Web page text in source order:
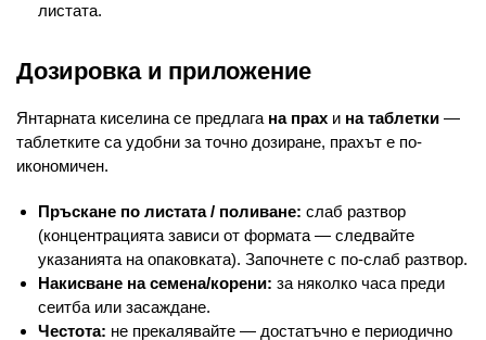
листата.
Дозировка и приложение
Янтарната киселина се предлага на прах и на таблетки —
таблетките са удобни за точно дозиране, прахът е по-
икономичен.
Пръскане по листата / поливане: слаб разтвор
(концентрацията зависи от формата — следвайте
указанията на опаковката). Започнете с по-слаб разтвор.
Накисване на семена/корени: за няколко часа преди
сеитба или засаждане.
Честота: не прекалявайте — достатъчно е периодично